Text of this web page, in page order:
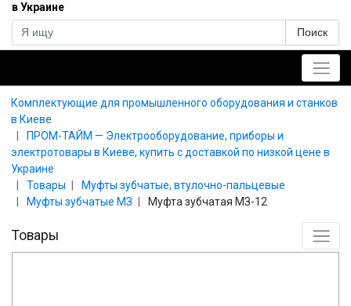
в Украине
Поиск
Комплектующие для промышленного оборудования и станков
в Киеве
ПРОМ-ТАЙМ — Электрооборудование, приборы и
электротовары в Киеве, купить с доставкой по низкой цене в
Украине
Товары
Муфты зубчатые, втулочно-пальцевые
Муфты зубчатые МЗ
Муфта зубчатая МЗ-12
Товары